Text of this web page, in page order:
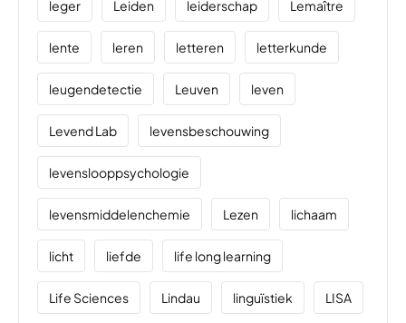
leger Leiden leiderschap Lemaître
lente leren letteren letterkunde
leugendetectie Leuven leven
Levend Lab levensbeschouwing
levenslooppsychologie
levensmiddelenchemie Lezen lichaam
licht liefde life long learning
Life Sciences Lindau linguïstiek LISA